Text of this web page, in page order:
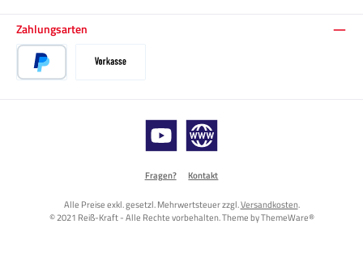
Zahlungsarten
YouTube Website
Fragen? Kontakt
Alle Preise exkl. gesetzl. Mehrwertsteuer zzgl.Versandkosten.
© 2021 Reiß-Kraft - Alle Rechte vorbehalten. Theme byThemeWare®